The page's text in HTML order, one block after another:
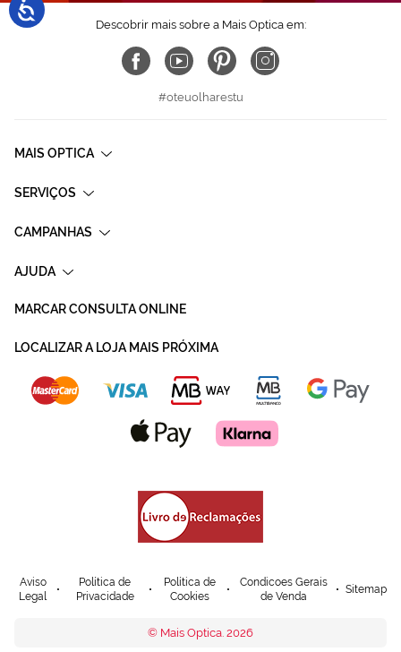
Descobrir mais sobre a Mais Optica em:
#oteuolharestu
MAIS OPTICA
SERVIÇOS
CAMPANHAS
AJUDA
MARCAR CONSULTA ONLINE
LOCALIZAR A LOJA MAIS PRÓXIMA
Aviso
Legal
Política de
Privacidade
Política de
Cookies
Condicoes Gerais
de Venda
Sitemap
© Mais Optica. 2026